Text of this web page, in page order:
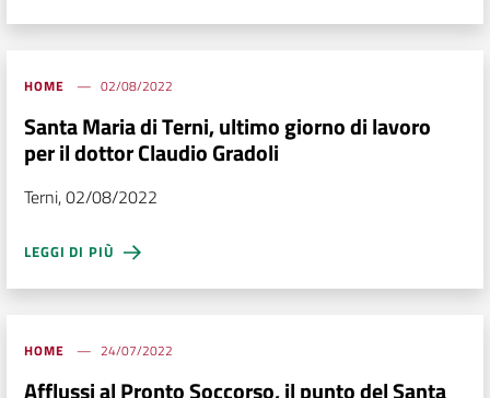
HOME 02/08/2022
Santa Maria di Terni, ultimo giorno di lavoro
per il dottor Claudio Gradoli
Terni, 02/08/2022
LEGGI DI PIÙ
HOME 24/07/2022
Afflussi al Pronto Soccorso, il punto del Santa